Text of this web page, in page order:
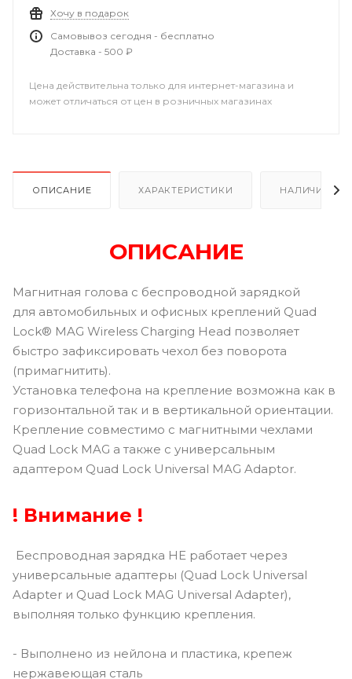
Хочу в подарок
Самовывоз сегодня - бесплатно
Доставка - 500 ₽
Цена действительна только для интернет-магазина и
может отличаться от цен в розничных магазинах
ОПИСАНИЕ ХАРАКТЕРИСТИКИ НАЛИЧИЕ В
ОПИСАНИЕ
Магнитная голова с беспроводной зарядкой
для автомобильных и офисных креплений Quad
Lock® MAG Wireless Charging Head позволяет
быстро зафиксировать чехол без поворота
(примагнитить).
Установка телефона на крепление возможна как в
горизонтальной так и в вертикальной ориентации.
Крепление совместимо с магнитными чехлами
Quad Lock MAG а также с универсальным
адаптером Quad Lock Universal MAG Adaptor.
! Внимание !
Беспроводная зарядка НЕ работает через
универсальные адаптеры (Quad Lock Universal
Adapter и Quad Lock MAG Universal Adapter),
выполняя только функцию крепления.
- Выполнено из нейлона и пластика, крепеж
нержавеющая сталь